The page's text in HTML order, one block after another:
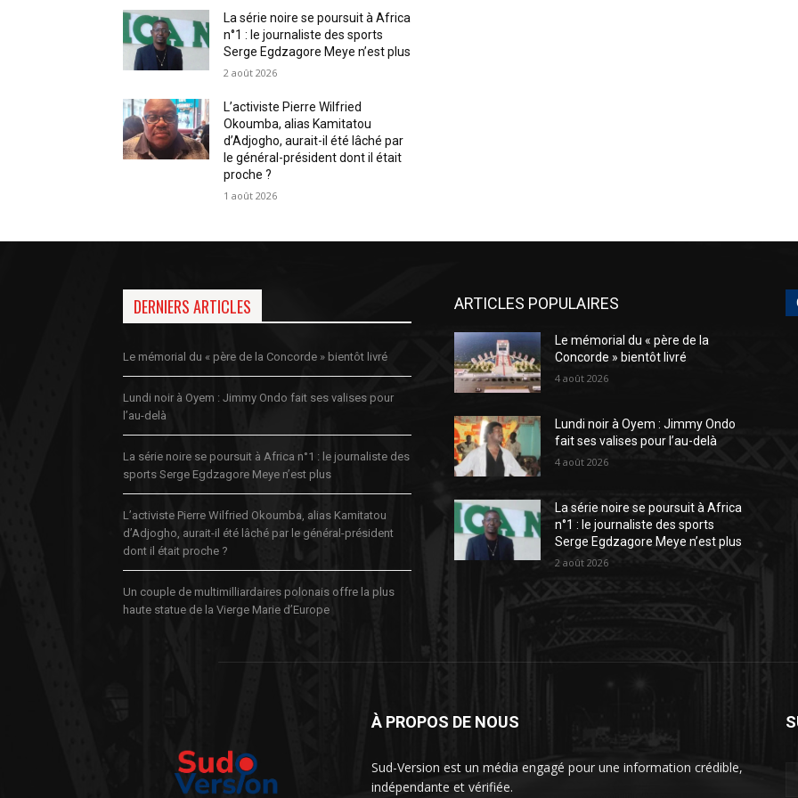
La série noire se poursuit à Africa
n°1 : le journaliste des sports
Serge Egdzagore Meye n’est plus
2 août 2026
L’activiste Pierre Wilfried
Okoumba, alias Kamitatou
d’Adjogho, aurait-il été lâché par
le général-président dont il était
proche ?
1 août 2026
DERNIERS ARTICLES
Le mémorial du « père de la Concorde » bientôt livré
Lundi noir à Oyem : Jimmy Ondo fait ses valises pour
l’au-delà
La série noire se poursuit à Africa n°1 : le journaliste des
sports Serge Egdzagore Meye n’est plus
L’activiste Pierre Wilfried Okoumba, alias Kamitatou
d’Adjogho, aurait-il été lâché par le général-président
dont il était proche ?
Un couple de multimilliardaires polonais offre la plus
haute statue de la Vierge Marie d’Europe
ARTICLES POPULAIRES
Le mémorial du « père de la
Concorde » bientôt livré
4 août 2026
Lundi noir à Oyem : Jimmy Ondo
fait ses valises pour l’au-delà
4 août 2026
La série noire se poursuit à Africa
n°1 : le journaliste des sports
Serge Egdzagore Meye n’est plus
2 août 2026
À PROPOS DE NOUS
Sud-Version est un média engagé pour une information crédible,
indépendante et vérifiée.